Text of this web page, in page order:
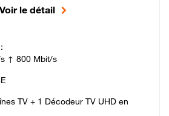
Voir le détail
↑ 800 Mbit/s
TV + 1 Décodeur TV UHD en